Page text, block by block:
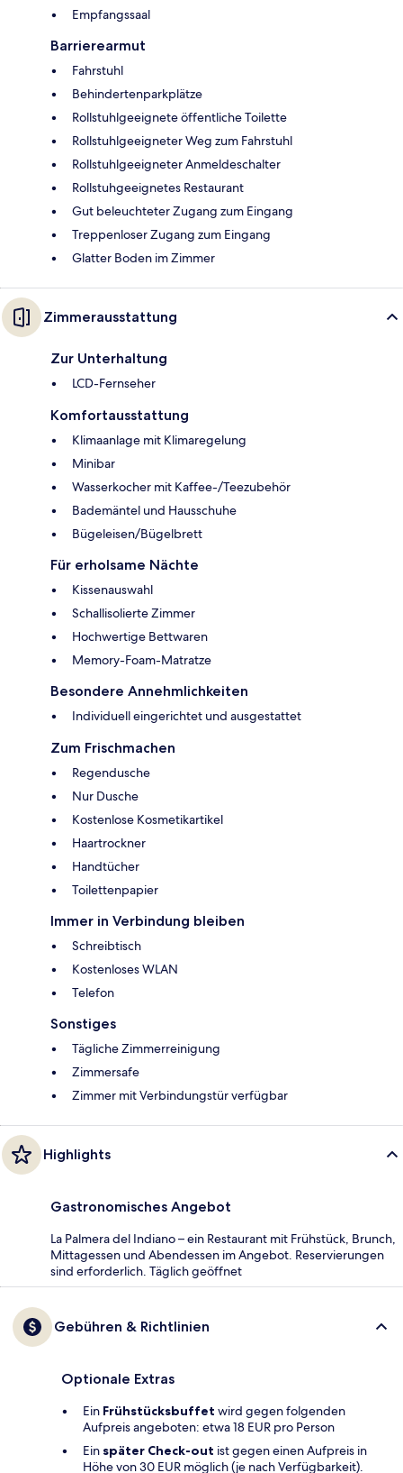
Empfangssaal
Barrierearmut
Fahrstuhl
Behindertenparkplätze
Rollstuhlgeeignete öffentliche Toilette
Rollstuhlgeeigneter Weg zum Fahrstuhl
Rollstuhlgeeigneter Anmeldeschalter
Rollstuhgeeignetes Restaurant
Gut beleuchteter Zugang zum Eingang
Treppenloser Zugang zum Eingang
Glatter Boden im Zimmer
Zimmerausstattung
Zur Unterhaltung
LCD-Fernseher
Komfortausstattung
Klimaanlage mit Klimaregelung
Minibar
Wasserkocher mit Kaffee-/Teezubehör
Bademäntel und Hausschuhe
Bügeleisen/Bügelbrett
Für erholsame Nächte
Kissenauswahl
Schallisolierte Zimmer
Hochwertige Bettwaren
Memory-Foam-Matratze
Besondere Annehmlichkeiten
Individuell eingerichtet und ausgestattet
Zum Frischmachen
Regendusche
Nur Dusche
Kostenlose Kosmetikartikel
Haartrockner
Handtücher
Toilettenpapier
Immer in Verbindung bleiben
Schreibtisch
Kostenloses WLAN
Telefon
Sonstiges
Tägliche Zimmerreinigung
Zimmersafe
Zimmer mit Verbindungstür verfügbar
Highlights
Gastronomisches Angebot
La Palmera del Indiano – ein Restaurant mit Frühstück, Brunch,
Mittagessen und Abendessen im Angebot. Reservierungen
sind erforderlich. Täglich geöffnet
Gebühren & Richtlinien
Optionale Extras
Ein Frühstücksbuffet wird gegen folgenden
Aufpreis angeboten: etwa 18 EUR pro Person
Ein später Check-out ist gegen einen Aufpreis in
Höhe von 30 EUR möglich (je nach Verfügbarkeit).